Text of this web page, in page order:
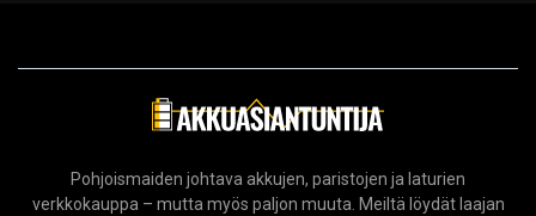
Pohjoismaiden johtava akkujen, paristojen ja laturien
verkkokauppa – mutta myös paljon muuta. Meiltä löydät laajan